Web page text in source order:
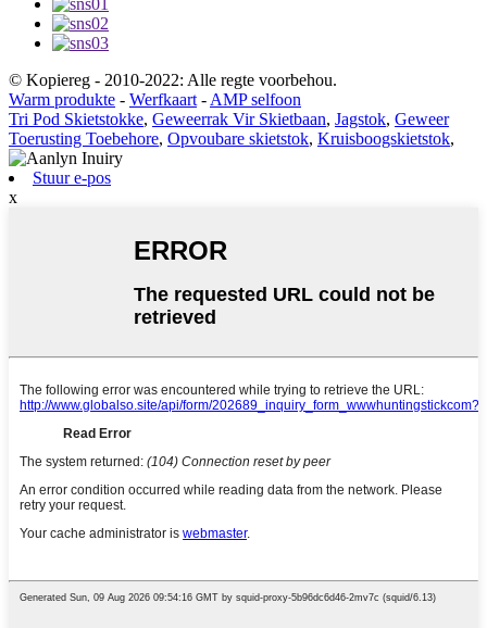
© Kopiereg - 2010-2022: Alle regte voorbehou.
Warm produkte - Werfkaart - AMP selfoon
Tri Pod Skietstokke, Geweerrak Vir Skietbaan, Jagstok, Geweer
Toerusting Toebehore, Opvoubare skietstok, Kruisboogskietstok,
Stuur e-pos
x